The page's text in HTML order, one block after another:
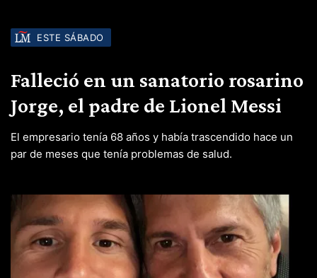
ESTE SÁBADO
Falleció en un sanatorio rosarino
Jorge, el padre de Lionel Messi
El empresario tenía 68 años y había trascendido hace un
par de meses que tenía problemas de salud.